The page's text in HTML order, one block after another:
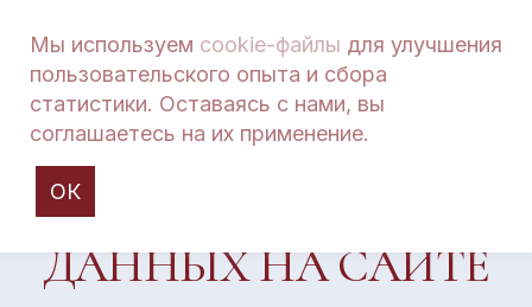
ПОЛИТИКА
В ОТНОШЕНИИ
ПЕРСОНАЛЬНЫХ
ДАННЫХ НА САЙТЕ
Мы используем cookie-файлы для улучшения
пользовательского опыта и сбора
статистики. Оставаясь с нами, вы
соглашаетесь на их применение.
ОК